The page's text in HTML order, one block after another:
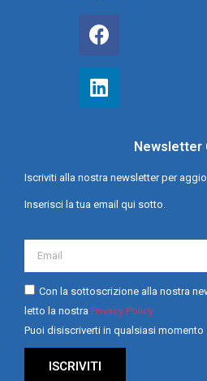
Newsletter
Iscriviti alla nostra newsletter per
Inserisci la tua email qui sotto.
Con la sottoscrizione alla nostra
letto la nostra Privacy Policy
Puoi disiscriverti in qualsiasi momento
ISCRIVITI